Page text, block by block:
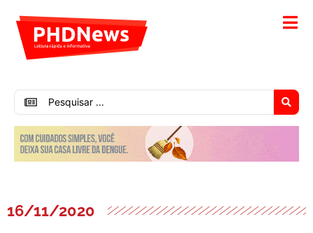
16/11/2020